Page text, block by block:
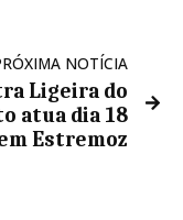
NOTÍCIA
Ligeira do
atua dia 18
Estremoz